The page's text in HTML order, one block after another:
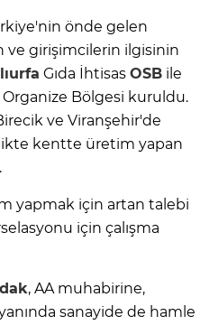
önde gelen
ve girişimcilerin ilgisinin
Gıda İhtisas OSB ile
Organize Bölgesi kuruldu.
ve Viranşehir'de
kentte üretim yapan
yapmak için artan talebi
için çalışma
, AA muhabirine,
sanayide de hamle